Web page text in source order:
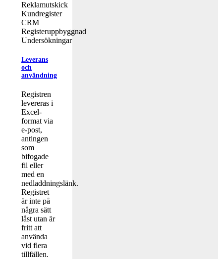
Reklamutskick
Kundregister
CRM
Registeruppbyggnad
Undersökningar
Leverans
och
användning
Registren
levereras i
Excel-
format via
e-post,
antingen
som
bifogade
fil eller
med en
nedladdningslänk.
Registret
är inte på
några sätt
låst utan är
fritt att
använda
vid flera
tillfällen.